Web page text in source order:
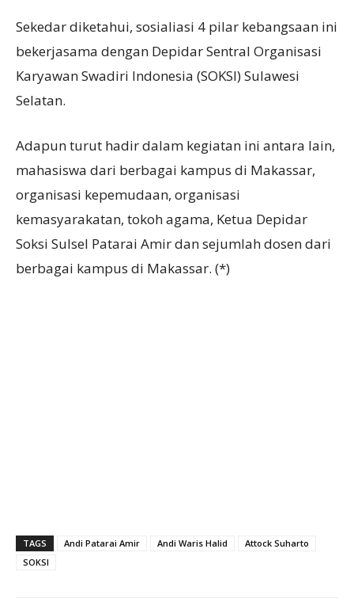
Sekedar diketahui, sosialiasi 4 pilar kebangsaan ini
bekerjasama dengan Depidar Sentral Organisasi
Karyawan Swadiri Indonesia (SOKSI) Sulawesi
Selatan.
Adapun turut hadir dalam kegiatan ini antara lain,
mahasiswa dari berbagai kampus di Makassar,
organisasi kepemudaan, organisasi
kemasyarakatan, tokoh agama, Ketua Depidar
Soksi Sulsel Patarai Amir dan sejumlah dosen dari
berbagai kampus di Makassar. (*)
TAGS Andi Patarai Amir Andi Waris Halid
Attock Suharto
SOKSI